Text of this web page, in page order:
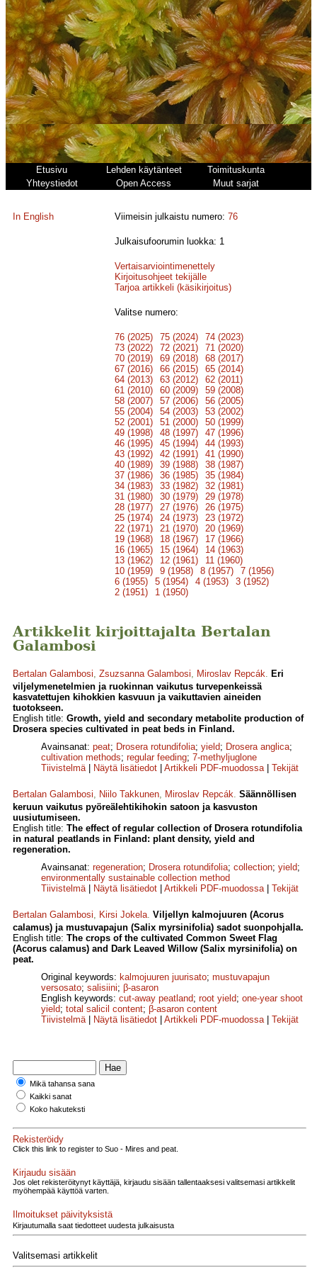
Etusivu Lehden käytänteet
Toimituskunta
Yhteystiedot
Open Access Muut sarjat
In English Viimeisin julkaistu numero:76
Julkaisufoorumin luokka: 1
Vertaisarviointimenettely
Kirjoitusohjeet tekijälle
Tarjoa artikkeli (käsikirjoitus)
Valitse numero:
76 (2025) 75 (2024)
74 (2023)
73 (2022)
72 (2021)
71 (2020)
70 (2019)
69 (2018)
68 (2017)
67 (2016)
66 (2015)
65 (2014)
64 (2013)
63 (2012)
62 (2011)
61 (2010)
60 (2009)
59 (2008)
58 (2007)
57 (2006)
56 (2005)
55 (2004)
54 (2003)
53 (2002)
52 (2001)
51 (2000)
50 (1999)
49 (1998)
48 (1997)
47 (1996)
46 (1995)
45 (1994)
44 (1993)
43 (1992)
42 (1991)
41 (1990)
40 (1989)
39 (1988)
38 (1987)
37 (1986)
36 (1985)
35 (1984)
34 (1983)
33 (1982)
32 (1981)
31 (1980)
30 (1979)
29 (1978)
28 (1977)
27 (1976)
26 (1975)
25 (1974)
24 (1973)
23 (1972)
22 (1971)
21 (1970)
20 (1969)
19 (1968)
18 (1967)
17 (1966)
16 (1965)
15 (1964)
14 (1963)
13 (1962)
12 (1961)
11 (1960)
10 (1959)
9 (1958) 8 (1957)
7 (1956)
6 (1955)
5 (1954) 4 (1953)
3 (1952)
2 (1951)
1 (1950)
Artikkelit kirjoittajalta Bertalan
Galambosi
Bertalan Galambosi, Zsuzsanna Galambosi, Miroslav Repcák. Eri
viljelymenetelmien ja ruokinnan vaikutus turvepenkeissä
kasvatettujen kihokkien kasvuun ja vaikuttavien aineiden
tuotokseen.
English title: Growth, yield and secondary metabolite production of
Drosera species cultivated in peat beds in Finland.
Avainsanat: peat; Drosera rotundifolia; yield; Drosera anglica;
cultivation methods; regular feeding; 7-methyljuglone
Tiivistelmä| Näytä lisätiedot Artikkeli PDF-muodossa| Tekijät
Bertalan Galambosi, Niilo Takkunen, Miroslav Repcák. Säännöllisen
keruun vaikutus pyöreälehtikihokin satoon ja kasvuston
uusiutumiseen.
English title: The effect of regular collection of Drosera rotundifolia
in natural peatlands in Finland: plant density, yield and
regeneration.
Avainsanat: regeneration; Drosera rotundifolia; collection; yield;
environmentally sustainable collection method
Tiivistelmä| Näytä lisätiedot Artikkeli PDF-muodossa| Tekijät
Bertalan Galambosi, Kirsi Jokela. Viljellyn kalmojuuren (Acorus
calamus) ja mustuvapajun (Salix myrsinifolia) sadot suonpohjalla.
English title: The crops of the cultivated Common Sweet Flag
(Acorus calamus) and Dark Leaved Willow (Salix myrsinifolia) on
peat.
Original keywords: kalmojuuren juurisato; mustuvapajun
versosato; salisiini; β-asaron
English keywords: cut-away peatland; root yield; one-year shoot
yield; total salicil content; β-asaron content
Tiivistelmä| Näytä lisätiedot Artikkeli PDF-muodossa| Tekijät
Mikä tahansa sana
Kaikki sanat
Koko hakuteksti
Rekisteröidy
Click this link to register to Suo - Mires and peat.
Kirjaudu sisään
Jos olet rekisteröitynyt käyttäjä, kirjaudu sisään tallentaaksesi valitsemasi artikkelit
myöhempää käyttöä varten.
Ilmoitukset päivityksistä
Kirjautumalla saat tiedotteet uudesta julkaisusta
Valitsemasi artikkelit